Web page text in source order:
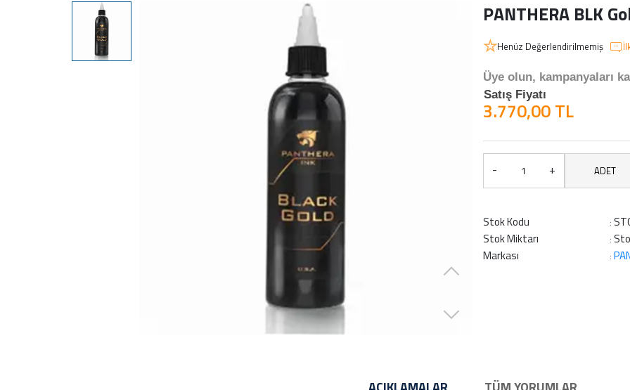
PANTHERA BLK
Henüz Değerlendirilmemiş
Üye olun, kampanyaları
Satış Fiyatı
3.770,00 TL
- + ADET
Stok Kodu :
Stok Miktarı
:
Markası
: